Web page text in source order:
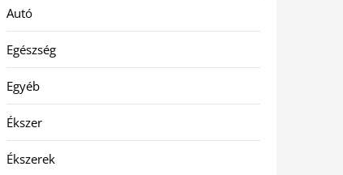
Autó
Egészség
Egyéb
Ékszer
Ékszerek